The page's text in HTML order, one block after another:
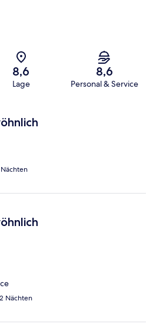
8,6
Lage
8,6
Personal & Service
Nächten